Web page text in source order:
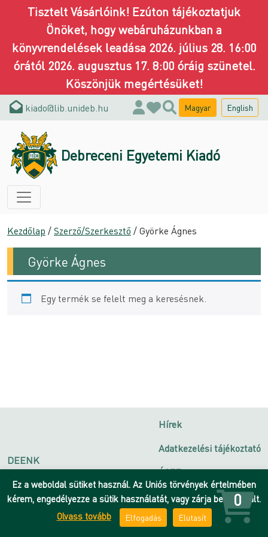
Tisztelt Vásárlóink! Ezúton tájékoztatjuk
Önöket, hogy webáruházunkban a
könyvrendelések leadása 2026. július 28. 16:00
órától 2026. augusztus 17. 8:00 óráig szünetel.
Köszönjük megértésüket!
kiado@lib.unideb.hu Magyar English
Debreceni Egyetemi Kiadó
Kezdőlap /Szerző/Szerkesztő / Györke Ágnes
Györke Ágnes
Egy termék se felelt meg a keresésnek.
DEENK
Debreceni Egyetem
Hírek
Adatkezelési tájékoztató
ÁSZF
Impresszum
Kapcsolat
Ez a weboldal sütiket használ. Az Uniós törvények értelmében
kérem, engedélyezze a sütik használatát, vagy zárja be az oldalt.
Olvass tovább
Elfogadás Elutasít
0